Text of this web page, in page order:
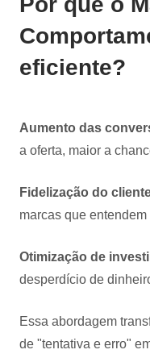
eficiente?
Aumento das
a oferta, maior a
Fidelização do
marcas que
Otimização de
desperdício de
Essa abordagem
de "tentativa e erro"